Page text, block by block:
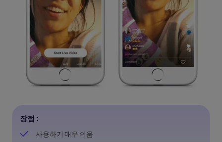
장점 :
사용하기 매우 쉬움